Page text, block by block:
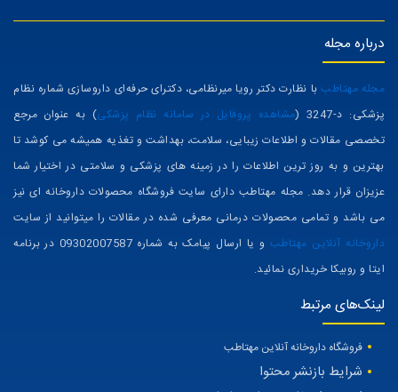
حکیم-داروخانه شبانه روزی دکتر رویا میرنظامی
021-65389342
درباره مجله
مجله مهتاطب
با نظارت دکتر رویا میرنظامی، دکترای حرفه‌ای داروسازی شماره نظام
پزشکی: د-3247 (
مشاهده پروفایل در سامانه نظام پزشکی ) به عنوان مرجع
تخصصی مقالات و اطلاعات زیبایی، سلامت، بهداشت و تغذیه همیشه می کوشد تا
بهترین و به روز ترین اطلاعات را در زمینه های پزشکی و سلامتی در اختیار شما
عزیزان قرار دهد. مجله مهتاطب دارای سایت فروشگاه محصولات داروخانه ای نیز
داروخانه آنلاین مهتاطب
ایتا و روبیکا خریداری نمائید.
لینک‌های مرتبط